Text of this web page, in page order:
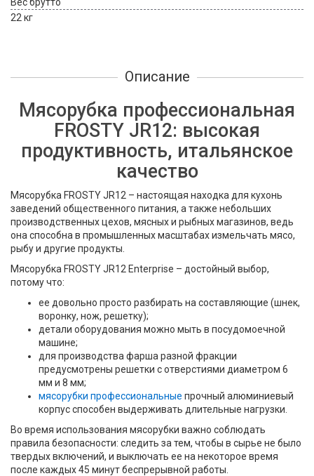
22 кг
Описание
Мясорубка профессиональная
FROSTY JR12: высокая
продуктивность, итальянское
качество
Мясорубка FROSTY JR12 – настоящая находка для кухонь
заведений общественного питания, а также небольших
производственных цехов, мясных и рыбных магазинов, ведь
она способна в промышленных масштабах измельчать мясо,
рыбу и другие продукты.
Мясорубка FROSTY JR12 Enterprise – достойный выбор,
потому что:
ее довольно просто разбирать на составляющие (шнек,
воронку, нож, решетку);
детали оборудования можно мыть в посудомоечной
машине;
для производства фарша разной фракции
предусмотрены решетки с отверстиями диаметром 6
мм и 8 мм;
мясорубки профессиональные прочный алюминиевый
корпус способен выдерживать длительные нагрузки.
Во время использования мясорубки важно соблюдать
правила безопасности: следить за тем, чтобы в сырье не было
твердых включений, и выключать ее на некоторое время
после каждых 45 минут беспрерывной работы.